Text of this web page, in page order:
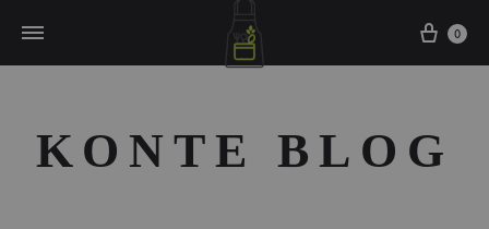
Cart
0
KONTE BLOG